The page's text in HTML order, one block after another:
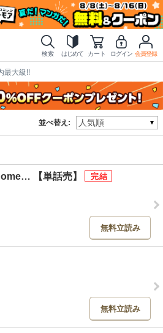
検索 はじめて カート ログイン 会員登録
最大級!!
並べ替え:
【単話売】
無料立読み
無料立読み